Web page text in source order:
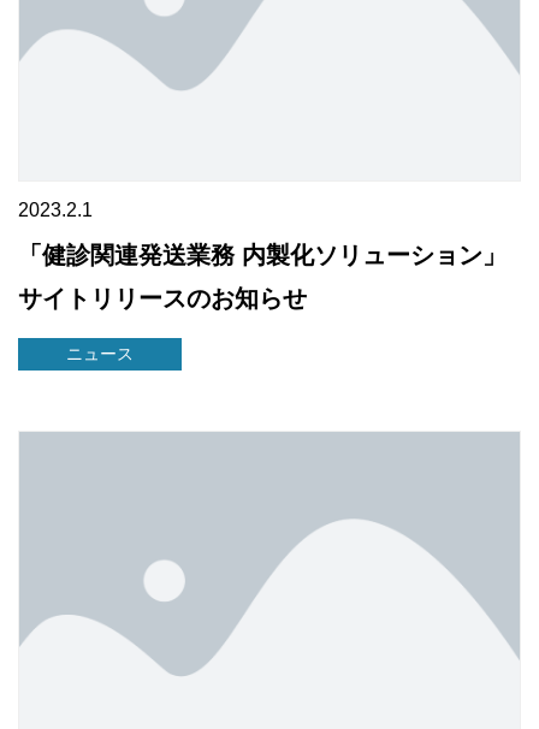
2023.2.1
「健診関連発送業務 内製化ソリューション」
サイトリリースのお知らせ
ニュース